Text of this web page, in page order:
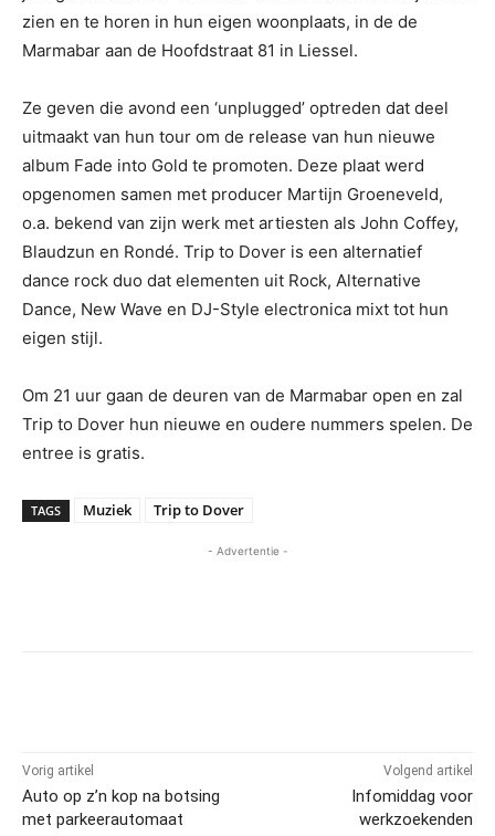
zien en te horen in hun eigen woonplaats, in de de
Marmabar aan de Hoofdstraat 81 in Liessel.
Ze geven die avond een ‘unplugged’ optreden dat deel
uitmaakt van hun tour om de release van hun nieuwe
album Fade into Gold te promoten. Deze plaat werd
opgenomen samen met producer Martijn Groeneveld,
o.a. bekend van zijn werk met artiesten als John Coffey,
Blaudzun en Rondé. Trip to Dover is een alternatief
dance rock duo dat elementen uit Rock, Alternative
Dance, New Wave en DJ-Style electronica mixt tot hun
eigen stijl.
Om 21 uur gaan de deuren van de Marmabar open en zal
Trip to Dover hun nieuwe en oudere nummers spelen. De
entree is gratis.
TAGS Muziek Trip to Dover
- Advertentie -
Vorig artikel
Auto op z’n kop na botsing
met parkeerautomaat
Volgend artikel
Infomiddag voor
werkzoekenden